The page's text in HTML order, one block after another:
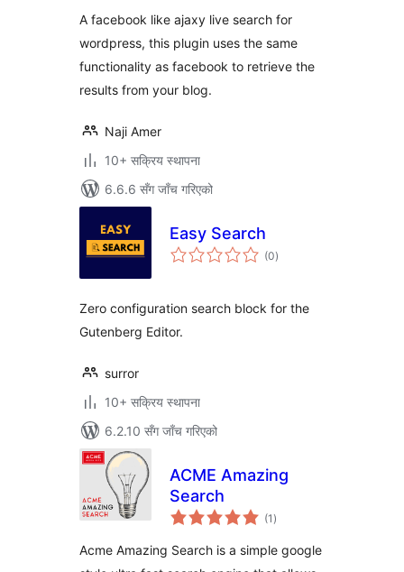
A facebook like ajaxy live search for
wordpress, this plugin uses the same
functionality as facebook to retrieve the
results from your blog.
Naji Amer
10+ सक्रिय स्थापना
6.6.6 सँग जाँच गरिएको
Easy Search
(0कुल
रेटिङ्गहरू
)
Zero configuration search block for the
Gutenberg Editor.
surror
10+ सक्रिय स्थापना
6.2.10 सँग जाँच गरिएको
ACME Amazing
Search
(1 कुल
रेटिङ्गहरू
)
Acme Amazing Search is a simple google